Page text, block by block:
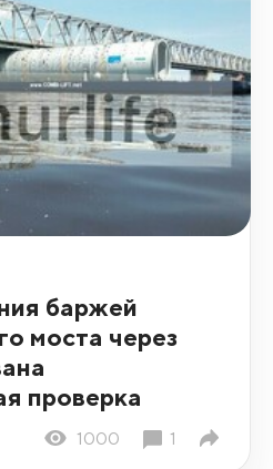
баржей
моста через
проверка
1000 1